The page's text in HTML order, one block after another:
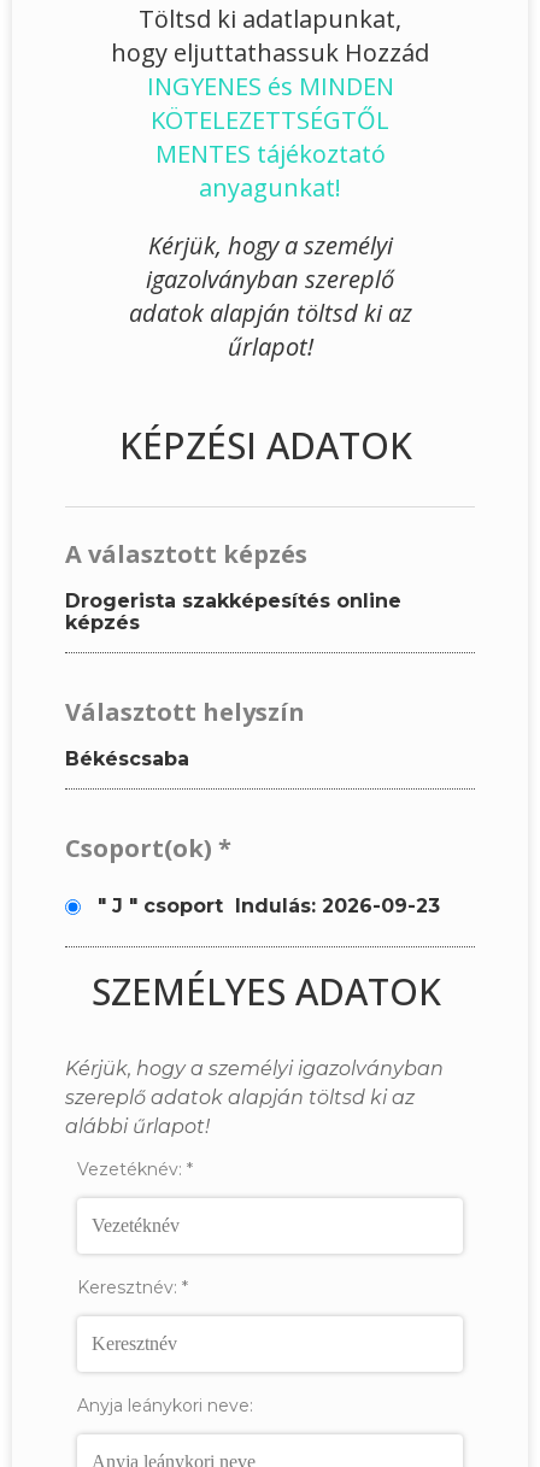
Töltsd ki adatlapunkat,
hogy eljuttathassuk Hozzád
INGYENES és MINDEN
KÖTELEZETTSÉGTŐL
MENTES tájékoztató
anyagunkat!
Kérjük, hogy a személyi
igazolványban szereplő
adatok alapján töltsd ki az
űrlapot!
KÉPZÉSI ADATOK
A választott képzés
Drogerista szakképesítés online
képzés
Választott helyszín
Békéscsaba
Csoport(ok) *
" J " csoport Indulás: 2026-09-23
SZEMÉLYES ADATOK
Kérjük, hogy a személyi igazolványban
szereplő adatok alapján töltsd ki az
alábbi űrlapot!
Vezetéknév: *
Keresztnév: *
Anyja leánykori neve: